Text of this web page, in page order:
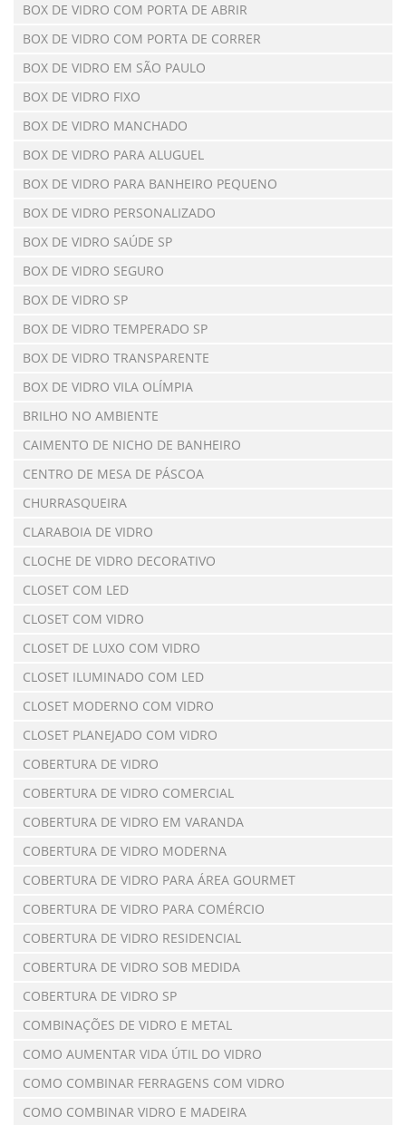
BOX DE VIDRO COM PORTA DE ABRIR
BOX DE VIDRO COM PORTA DE CORRER
BOX DE VIDRO EM SÃO PAULO
BOX DE VIDRO FIXO
BOX DE VIDRO MANCHADO
BOX DE VIDRO PARA ALUGUEL
BOX DE VIDRO PARA BANHEIRO PEQUENO
BOX DE VIDRO PERSONALIZADO
BOX DE VIDRO SAÚDE SP
BOX DE VIDRO SEGURO
BOX DE VIDRO SP
BOX DE VIDRO TEMPERADO SP
BOX DE VIDRO TRANSPARENTE
BOX DE VIDRO VILA OLÍMPIA
BRILHO NO AMBIENTE
CAIMENTO DE NICHO DE BANHEIRO
CENTRO DE MESA DE PÁSCOA
CHURRASQUEIRA
CLARABOIA DE VIDRO
CLOCHE DE VIDRO DECORATIVO
CLOSET COM LED
CLOSET COM VIDRO
CLOSET DE LUXO COM VIDRO
CLOSET ILUMINADO COM LED
CLOSET MODERNO COM VIDRO
CLOSET PLANEJADO COM VIDRO
COBERTURA DE VIDRO
COBERTURA DE VIDRO COMERCIAL
COBERTURA DE VIDRO EM VARANDA
COBERTURA DE VIDRO MODERNA
COBERTURA DE VIDRO PARA ÁREA GOURMET
COBERTURA DE VIDRO PARA COMÉRCIO
COBERTURA DE VIDRO RESIDENCIAL
COBERTURA DE VIDRO SOB MEDIDA
COBERTURA DE VIDRO SP
COMBINAÇÕES DE VIDRO E METAL
COMO AUMENTAR VIDA ÚTIL DO VIDRO
COMO COMBINAR FERRAGENS COM VIDRO
COMO COMBINAR VIDRO E MADEIRA